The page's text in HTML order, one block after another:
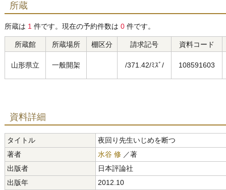
所蔵
所蔵は 1 件です。現在の予約件数は 0 件です。
所蔵館 所蔵場所 棚区分 請求記号 資料コード
山形県立 一般開架 /371.42/ﾐｽﾞ/ 108591603
資料詳細
タイトル
夜回り先生いじめを断つ
著者
水谷 修 ／著
出版者
日本評論社
出版年
2012.10